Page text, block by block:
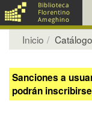
Inicio Catálogo
Sanciones a
podrán